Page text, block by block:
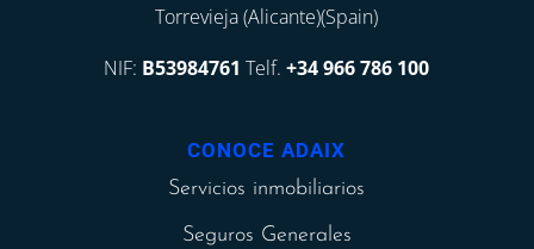
Torrevieja (Alicante)(Spain)
NIF: B53984761 Telf.+34 966 786 100
CONOCE ADAIX
Servicios inmobiliarios
Seguros Generales